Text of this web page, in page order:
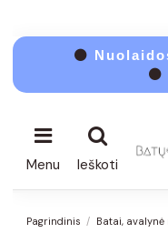
⚫
⚫
Menu Ieškoti
Pagrindinis Batai,